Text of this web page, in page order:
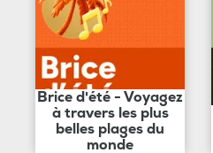
Brice d'été - Voyagez
à travers les plus
belles plages du
monde